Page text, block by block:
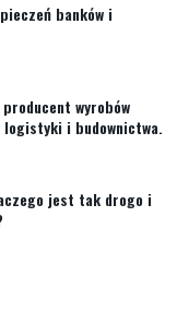
banków i
wyrobów
logistyki i budownictwa.
jest tak drogo i